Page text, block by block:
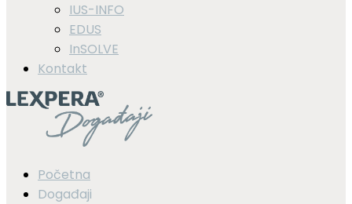
IUS-INFO
EDUS
InSOLVE
Kontakt
Početna
Događaji